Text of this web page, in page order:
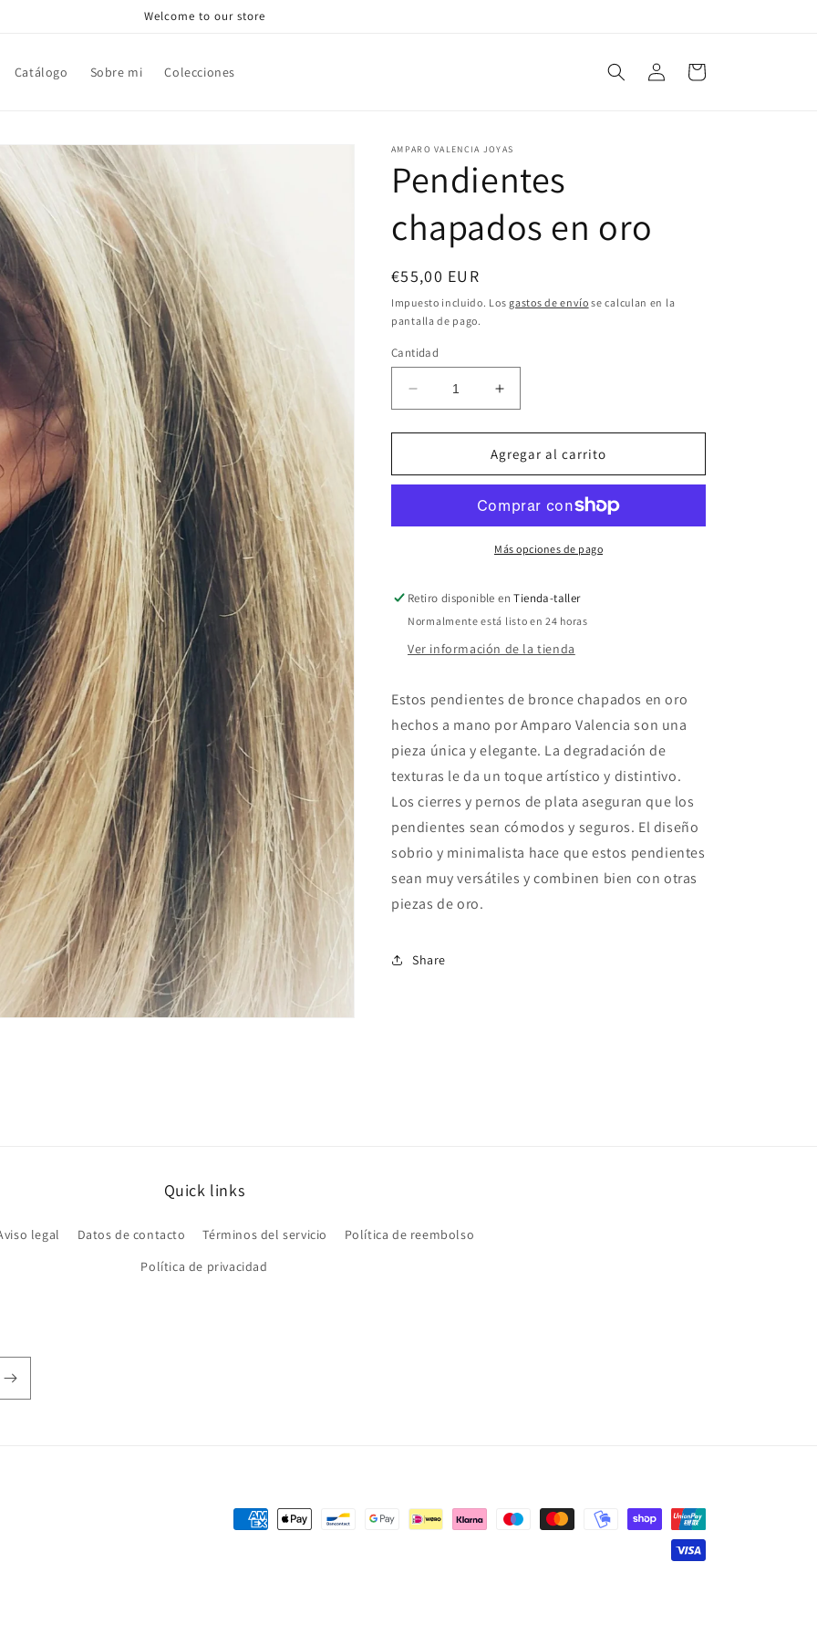
Welcome to our store
Catálogo Sobre mi Colecciones
Iniciar
sesión
Carrito
AMPARO VALENCIA JOYAS
Pendientes
chapados en oro
Precio
habitual
€55,00 EUR
Impuesto incluido. Los gastos de envío se calculan en la
pantalla de pago.
Cantidad
Reducir
cantidad
para
Pendientes
chapados
Aumentar
cantidad
para
Pendientes
chapados
oro
Agregar al carrito
Más opciones de pago
Retiro disponible enTienda-taller
Normalmente está listo en 24 horas
Ver información de la tienda
Estos pendientes de bronce chapados en oro
hechos a mano por Amparo Valencia son una
pieza única y elegante. La degradación de
texturas le da un toque artístico y distintivo.
Los cierres y pernos de plata aseguran que los
pendientes sean cómodos y seguros. El diseño
sobrio y minimalista hace que estos pendientes
sean muy versátiles y combinen bien con otras
piezas de oro.
Share
Quick links
legal Datos de contacto Términos del servicio
Política de reembolso
Política de privacidad
Formas